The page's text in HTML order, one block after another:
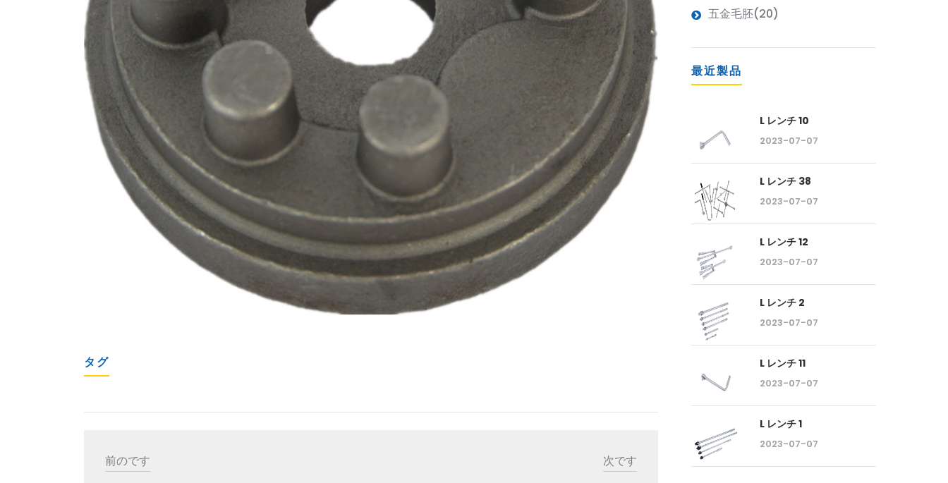
タグ
前のです
次です
五金毛胚(20)
最近製品
L レンチ 10
2023-07-07
L レンチ 38
2023-07-07
L レンチ 12
2023-07-07
L レンチ 2
2023-07-07
L レンチ 11
2023-07-07
L レンチ 1
2023-07-07